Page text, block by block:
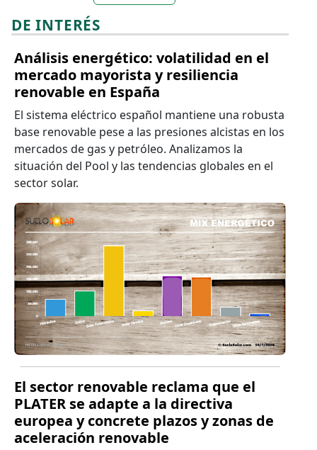
DE INTERÉS
Análisis energético: volatilidad en el
mercado mayorista y resiliencia
renovable en España
El sistema eléctrico español mantiene una robusta
base renovable pese a las presiones alcistas en los
mercados de gas y petróleo. Analizamos la
situación del Pool y las tendencias globales en el
sector solar.
El sector renovable reclama que el
PLATER se adapte a la directiva
europea y concrete plazos y zonas de
aceleración renovable